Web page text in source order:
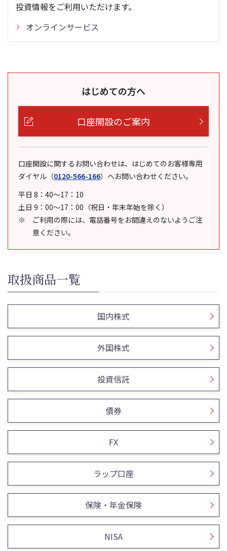
投資情報をご利用いただけます。
オンラインサービス
はじめての方へ
口座開設のご案内
口座開設に関するお問い合わせは、はじめてのお客様専用
ダイヤル （0120-566-166） へお問い合わせください。
平日 8：40～17：10
土日 9：00～17：00（祝日・年末年始を除く）
ご利用の際には、電話番号をお間違えのないようご注
意ください。
取扱商品一覧
国内株式
外国株式
投資信託
債券
FX
ラップ口座
保険・年金保険
NISA